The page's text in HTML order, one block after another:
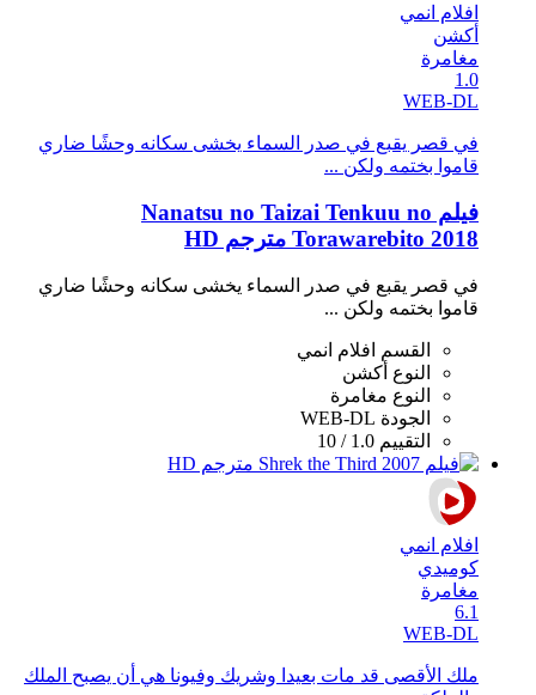
افلام انمي
أكشن
مغامرة
1.0
WEB-DL
في قصر يقبع في صدر السماء يخشى سكانه وحشًا ضاري
قاموا بختمه ولكن ...
فيلم Nanatsu no Taizai Tenkuu no
Torawarebito 2018 مترجم HD
في قصر يقبع في صدر السماء يخشى سكانه وحشًا ضاري
قاموا بختمه ولكن ...
القسم
افلام انمي
النوع أكشن
النوع مغامرة
الجودة WEB-DL
التقييم 1.0 / 10
افلام انمي
كوميدي
مغامرة
6.1
WEB-DL
ملك الأقصى قد مات بعيدا وشريك وفيونا هي أن يصبح الملك